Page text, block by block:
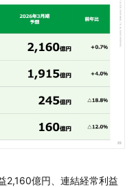
2,160億円、連結経常利益